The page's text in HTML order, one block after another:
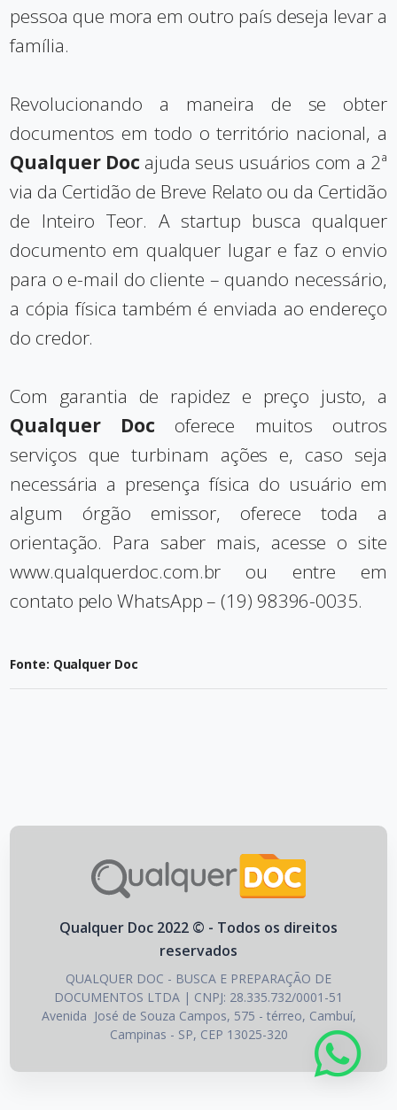
pessoa que mora em outro país deseja levar a
família.
Revolucionando a maneira de se obter
documentos em todo o território nacional, a
Qualquer Doc ajuda seus usuários com a 2ª
via da Certidão de Breve Relato ou da Certidão
de Inteiro Teor. A startup busca qualquer
documento em qualquer lugar e faz o envio
para o e-mail do cliente – quando necessário,
a cópia física também é enviada ao endereço
do credor.
Com garantia de rapidez e preço justo, a
Qualquer Doc oferece muitos outros
serviços que turbinam ações e, caso seja
necessária a presença física do usuário em
algum órgão emissor, oferece toda a
orientação. Para saber mais, acesse o site
www.qualquerdoc.com.br ou entre em
contato pelo WhatsApp – (19) 98396-0035.
Fonte: Qualquer Doc
Qualquer Doc 2022 © - Todos os direitos
reservados
QUALQUER DOC - BUSCA E PREPARAÇÃO DE
DOCUMENTOS LTDA | CNPJ: 28.335.732/0001-51
Avenida José de Souza Campos, 575 - térreo, Cambuí,
Campinas - SP, CEP 13025-320